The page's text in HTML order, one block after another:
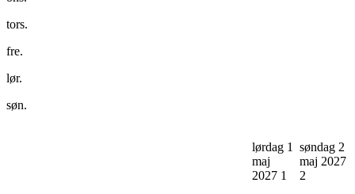
tors.
fre.
lør.
søn.
lørdag 1
maj
2027 1
søndag 2
maj 2027
2